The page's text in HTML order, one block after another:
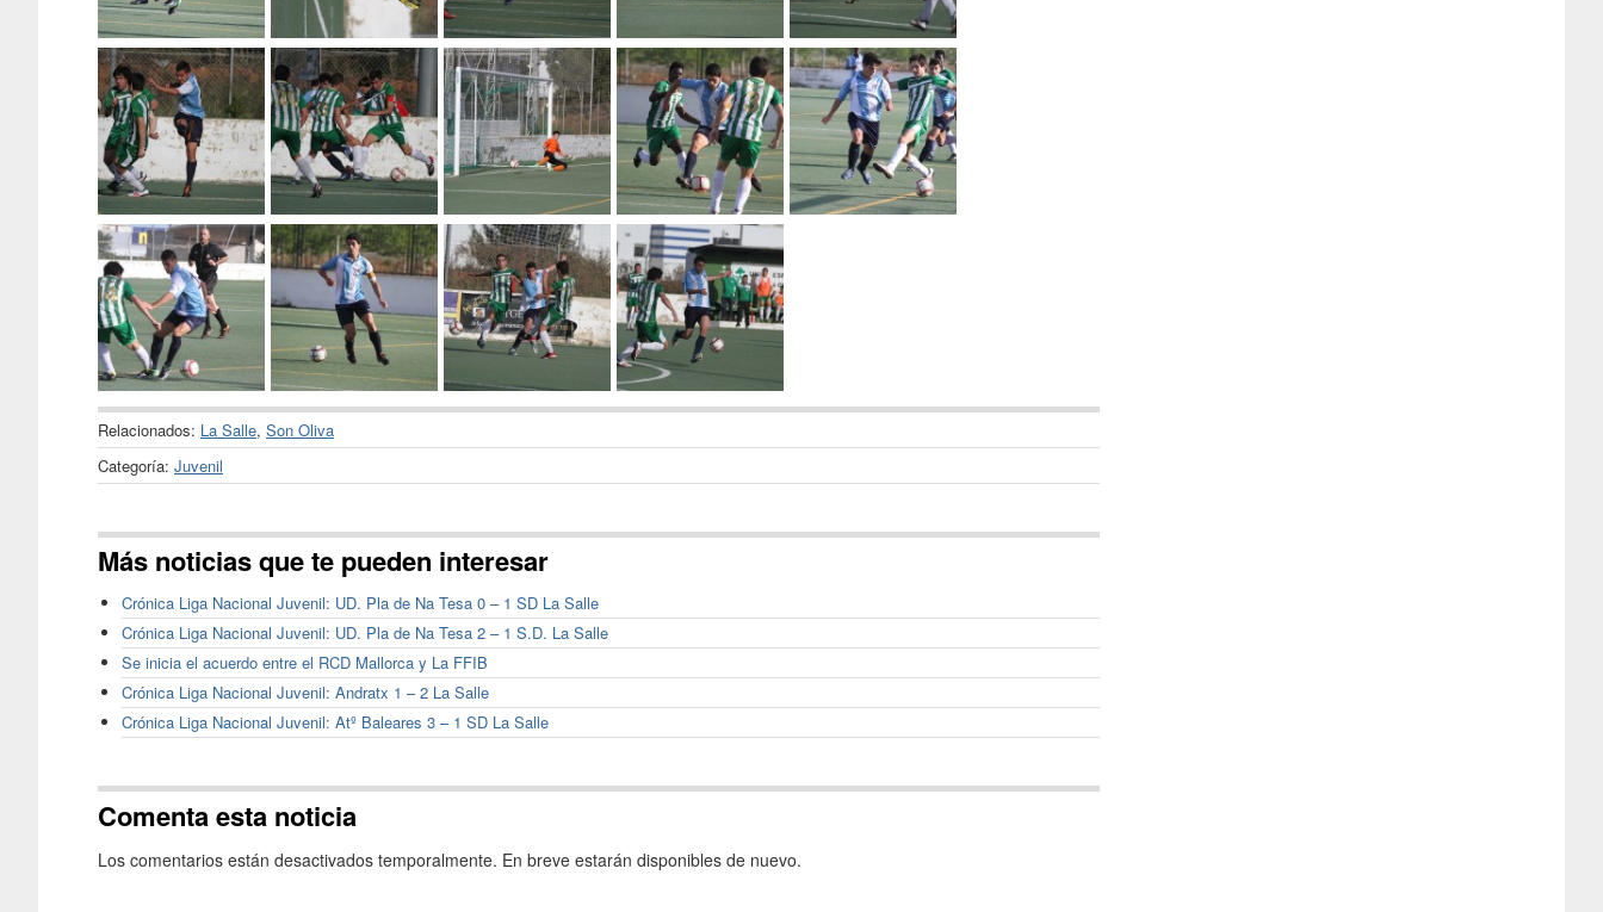
Relacionados: La Salle, Son Oliva
Categoría: Juvenil
Más noticias que te pueden interesar
Crónica Liga Nacional Juvenil: UD. Pla de Na Tesa 0 – 1 SD La Salle
Crónica Liga Nacional Juvenil: UD. Pla de Na Tesa 2 – 1 S.D. La Salle
Se inicia el acuerdo entre el RCD Mallorca y La FFIB
Crónica Liga Nacional Juvenil: Andratx 1 – 2 La Salle
Crónica Liga Nacional Juvenil: Atº Baleares 3 – 1 SD La Salle
Comenta esta noticia
Los comentarios están desactivados temporalmente. En breve estarán disponibles de nuevo.